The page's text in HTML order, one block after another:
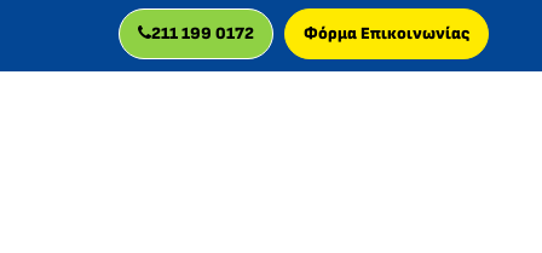
12136 Αθήνα, Ελλάδα
Διοικητική & Νομική Υποστήριξη Ελλάδας & Κύπρου: MLC
211 199 0172 Φόρμα Επικοινωνίας